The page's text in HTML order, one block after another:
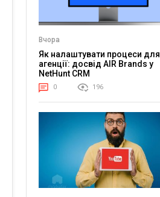
Вчора
Як налаштувати процеси для
агенції: досвід AIR Brands у
NetHunt CRM
0 196